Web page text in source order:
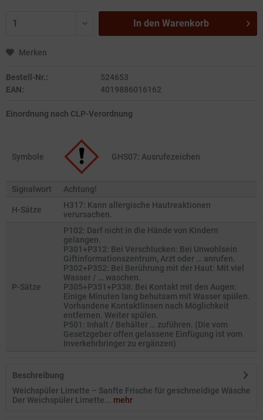
In den Warenkorb
Merken
Bestell-Nr.:
524653
EAN:
4019886016162
Einordnung nach CLP-Verordnung
Symbole GHS07: Ausrufezeichen
Signalwort Achtung!
H-Sätze
H317: Kann allergische Hautreaktionen
verursachen.
P-Sätze
P102: Darf nicht in die Hände von Kindern
gelangen.
P301+P312: Bei Verschlucken: Bei Unwohlsein
Giftinformationszentrum, Arzt oder … anrufen.
P302+P352: Bei Berührung mit der Haut: Mit viel
Wasser / … waschen.
P305+P351+P338: Bei Kontakt mit den Augen:
Einige Minuten lang behutsam mit Wasser spülen.
Vorhandene Kontaktlinsen nach Möglichkeit
entfernen. Weiter spülen.
P501: Inhalt / Behälter … zuführen. (Die vom
Gesetzgeber offen gelassene Einfügung ist vom
Inverkehrbringer zu ergänzen)
Beschreibung
Weichspüler Limette – Sanfte Frische für geschmeidige Wäsche
Der Weichspüler Limette... mehr